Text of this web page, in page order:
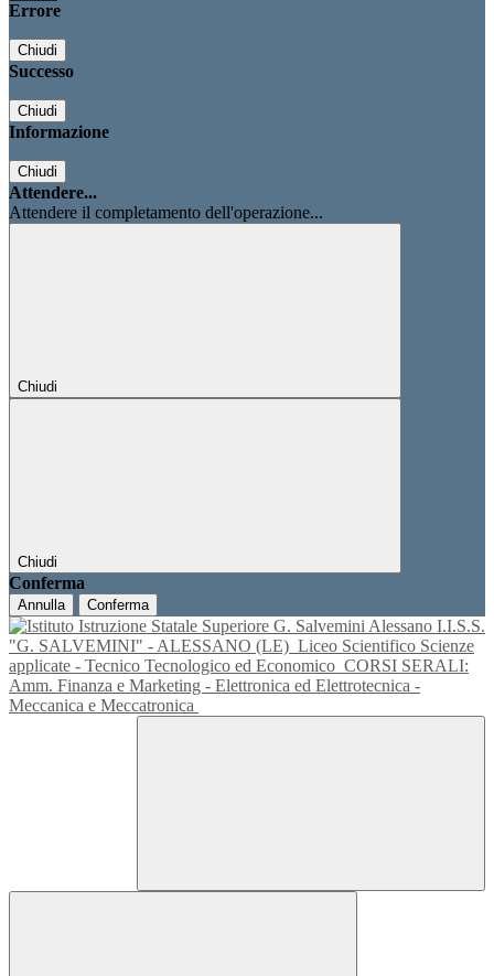
Errore
Chiudi
Successo
Chiudi
Informazione
Chiudi
Attendere...
Attendere il completamento dell'operazione...
Chiudi
Chiudi
Conferma
Annulla Conferma
I.I.S.S.
"G. SALVEMINI" - ALESSANO (LE) Liceo Scientifico Scienze
applicate - Tecnico Tecnologico ed Economico CORSI SERALI:
Amm. Finanza e Marketing - Elettronica ed Elettrotecnica -
Meccanica e Meccatronica